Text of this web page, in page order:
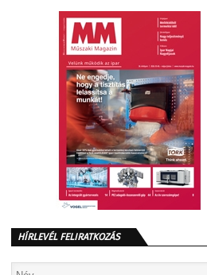
HÍRLEVÉL FELIRATKOZÁS